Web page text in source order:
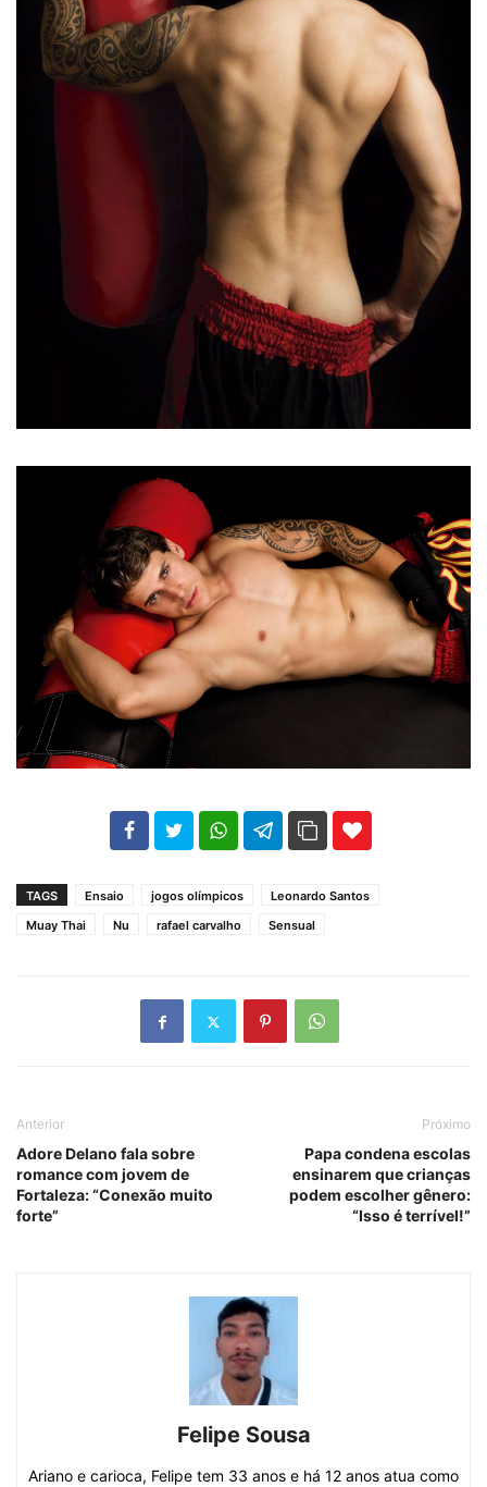
102 35
TAGS Ensaio jogos olímpicos
Leonardo Santos
Muay Thai
Nu rafael carvalho Sensual
Anterior
Adore Delano fala sobre
romance com jovem de
Fortaleza: “Conexão muito
forte”
Próximo
Papa condena escolas
ensinarem que crianças
podem escolher gênero:
“Isso é terrível!”
Felipe Sousa
Ariano e carioca, Felipe tem 33 anos e há 12 anos atua como